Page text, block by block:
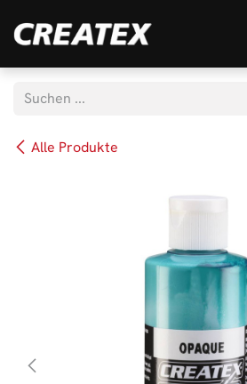
Alle Produkte